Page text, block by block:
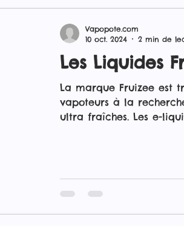
pétillante accompagné
Les Liquides
La marque Fruizee est
vapoteurs à la
ultra fraîches. Les e-
intense. Disponibles en
électroniques sub-
Vapopote.com
10 oct. 2024
2 min de